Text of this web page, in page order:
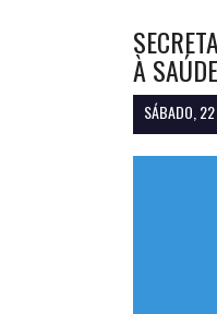
À
SÁBADO,